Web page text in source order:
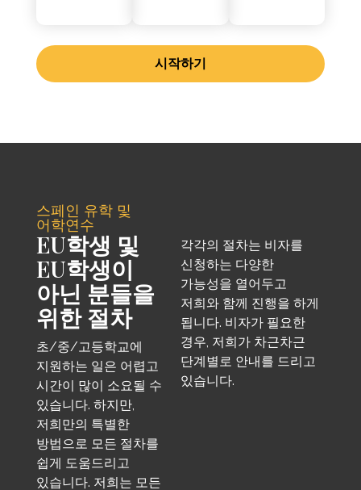
시작하기
스페인 유학 및
어학연수
EU학생 및
EU학생이
아닌 분들을
위한 절차
초/중/고등학교에
지원하는 일은 어렵고
시간이 많이 소요될 수
있습니다. 하지만,
저희만의 특별한
방법으로 모든 절차를
쉽게 도움드리고
있습니다. 저희는 모든
각각의 절차는 비자를
신청하는 다양한
가능성을 열어두고
저희와 함께 진행을 하게
됩니다. 비자가 필요한
경우, 저희가 차근차근
단계별로 안내를 드리고
있습니다.